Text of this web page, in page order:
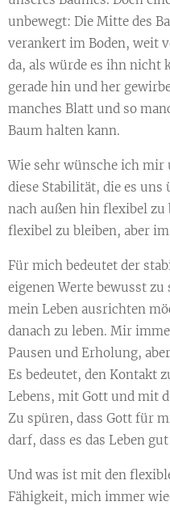
unbewegt: Die Mitte des
verankert im Boden, weit
da, als würde es ihn nicht
gerade hin und her
manches Blatt und so
Baum halten kann.
Wie sehr wünsche ich mir
diese Stabilität, die es
nach außen hin flexibel zu
flexibel zu bleiben, aber
Für mich bedeutet der
eigenen Werte bewusst
mein Leben ausrichten
danach zu leben. Mir
Pausen und Erholung,
Es bedeutet, den Kontakt
Lebens, mit Gott und mit
Zu spüren, dass Gott für
darf, dass es das Leben
Und was ist mit den
Fähigkeit, mich immer